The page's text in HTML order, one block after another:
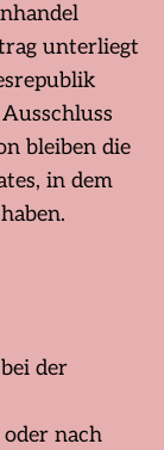
unterliegt
bleiben die
in dem
der
nach